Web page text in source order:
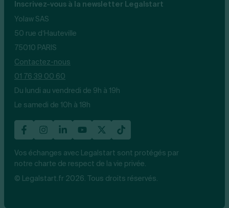
Inscrivez-vous à la newsletter Legalstart
Yolaw SAS
50 rue d’Hauteville
75010 PARIS
Contactez-nous
01 76 39 00 60
Du lundi au vendredi de 9h à 19h
Le samedi de 10h à 18h
Vos échanges avec Legalstart sont protégés par
notre charte de respect de la vie privée.
© Legalstart.fr 2026. Tous droits réservés.